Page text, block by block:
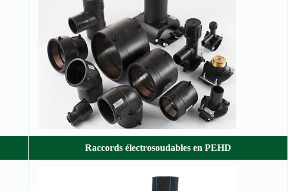
Raccords électrosoudables en PEHD